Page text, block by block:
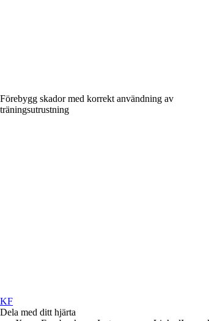
Förebygg skador med korrekt användning av
träningsutrustning
KF
Dela med ditt hjärta